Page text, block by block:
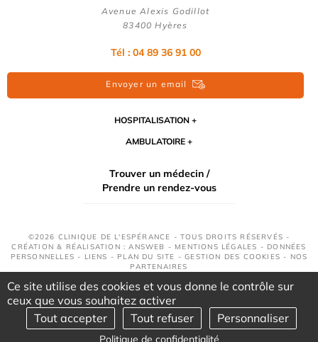
Avenue Alexis Godillot
83400 Hyères
Tél : 04 89 36 91 00
Envoyer un email
HOSPITALISATION
AMBULATOIRE
Trouver un médecin /
Prendre un rendez-vous
©2026 CLINIQUE DE L'ESPÉRANCE - TOUS DROITS RÉSERVÉS -
CRÉATION & RÉALISATION : ANSWEB - MENTIONS LÉGALES - DONNÉES
PERSONNELLES - LIENS - PLAN DU SITE -GESTION DES COOKIES - NOS
PARTENAIRES
Ce site utilise des cookies et vous donne le contrôle sur
ceux que vous souhaitez activer
Tout accepter
Tout refuser Personnaliser
Politique de confidentialité